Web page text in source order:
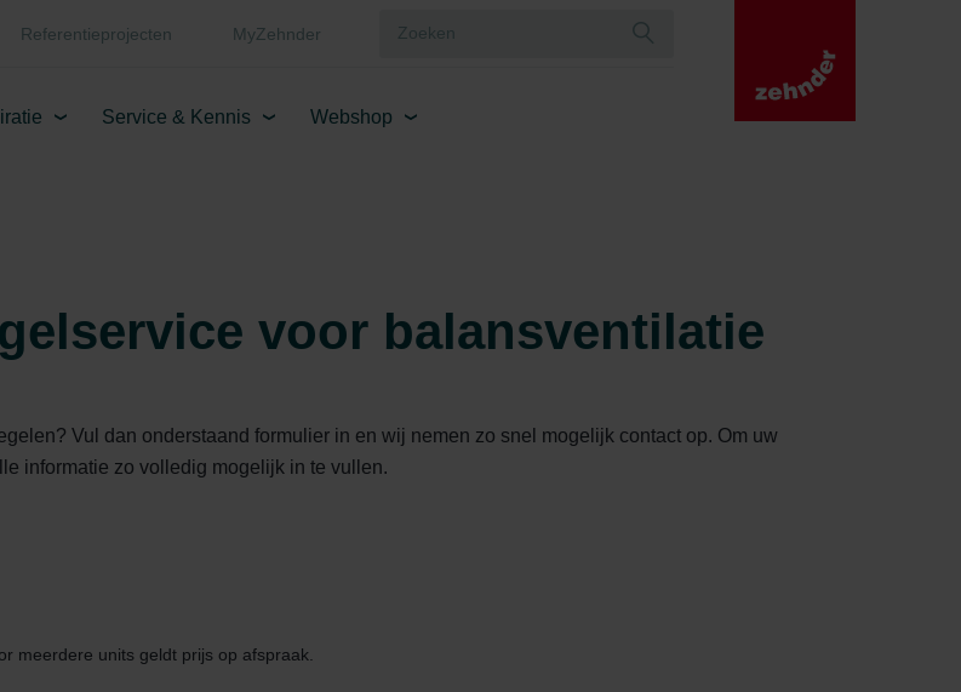
Referentieprojecten MyZehnder
Service & Kennis Webshop
voor balansventilatie
Vul dan onderstaand formulier in en wij nemen zo snel mogelijk contact op. Om uw
informatie zo volledig mogelijk in te vullen.
meerdere units geldt prijs op afspraak.